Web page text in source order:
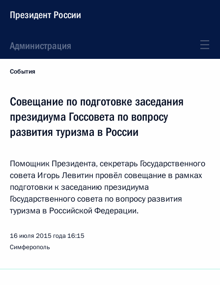
Президент России
Администрация
События
Совещание по подготовке заседания
президиума Госсовета по вопросу
развития туризма в России
Помощник Президента, секретарь Государственного
совета Игорь Левитин провёл совещание в рамках
подготовки к заседанию президиума
Государственного совета по вопросу развития
туризма в Российской Федерации.
16 июля 2015 года 16:15
Симферополь